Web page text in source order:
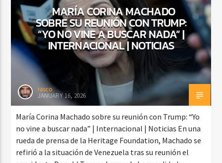
MARÍA CORINA MACHADO
SOBRE SU REUNIÓN CON TRUMP:
“YO NO VINE A BUSCAR NADA” |
INTERNACIONAL | NOTICIAS
rasco
JANUARY 16, 2026
María Corina Machado sobre su reunión con Trump: “Yo
no vine a buscar nada” | Internacional | Noticias En una
rueda de prensa de la Heritage Foundation, Machado se
refirió a la situación de Venezuela tras su reunión el